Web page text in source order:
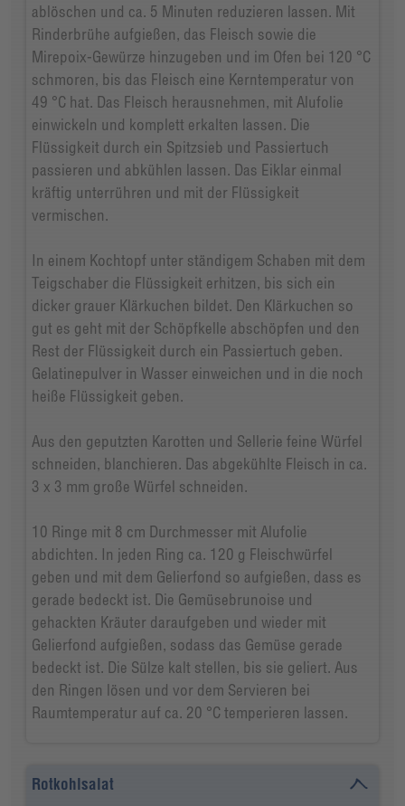
ablöschen und ca. 5 Minuten reduzieren lassen. Mit
Rinderbrühe aufgießen, das Fleisch sowie die
Mirepoix-Gewürze hinzugeben und im Ofen bei 120 °C
schmoren, bis das Fleisch eine Kerntemperatur von
49 °C hat. Das Fleisch herausnehmen, mit Alufolie
einwickeln und komplett erkalten lassen. Die
Flüssigkeit durch ein Spitzsieb und Passiertuch
passieren und abkühlen lassen. Das Eiklar einmal
kräftig unterrühren und mit der Flüssigkeit
vermischen.
In einem Kochtopf unter ständigem Schaben mit dem
Teigschaber die Flüssigkeit erhitzen, bis sich ein
dicker grauer Klärkuchen bildet. Den Klärkuchen so
gut es geht mit der Schöpfkelle abschöpfen und den
Rest der Flüssigkeit durch ein Passiertuch geben.
Gelatinepulver in Wasser einweichen und in die noch
heiße Flüssigkeit geben.
Aus den geputzten Karotten und Sellerie feine Würfel
schneiden, blanchieren. Das abgekühlte Fleisch in ca.
3 x 3 mm große Würfel schneiden.
10 Ringe mit 8 cm Durchmesser mit Alufolie
abdichten. In jeden Ring ca. 120 g Fleischwürfel
geben und mit dem Gelierfond so aufgießen, dass es
gerade bedeckt ist. Die Gemüsebrunoise und
gehackten Kräuter daraufgeben und wieder mit
Gelierfond aufgießen, sodass das Gemüse gerade
bedeckt ist. Die Sülze kalt stellen, bis sie geliert. Aus
den Ringen lösen und vor dem Servieren bei
Raumtemperatur auf ca. 20 °C temperieren lassen.
Rotkohlsalat